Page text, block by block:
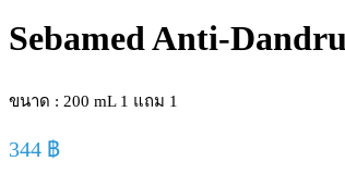
Sebamed Anti-
ขนาด : 200 mL 1 แถม 1
344 ฿